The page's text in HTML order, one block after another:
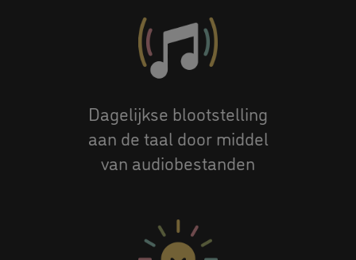
Dagelijkse blootstelling
aan de taal door middel
van audiobestanden